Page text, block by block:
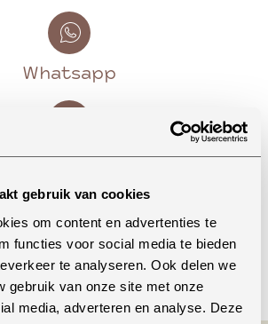
gebruik van cookies
om content en advertenties te
functies voor social media te bieden
te analyseren. Ook delen we
gebruik van onze site met onze
media, adverteren en analyse. Deze
Whatsapp
winkel in Uden
Bellen